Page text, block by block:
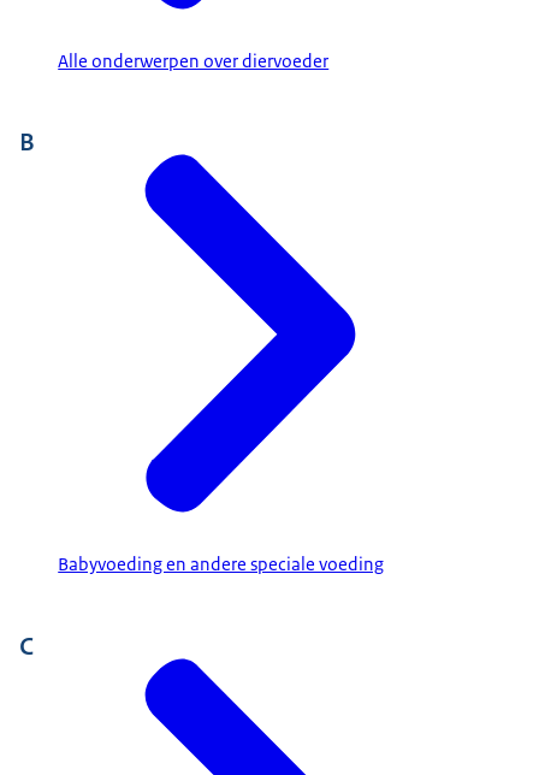
Alle onderwerpen over diervoeder
B
Babyvoeding en andere speciale voeding
C